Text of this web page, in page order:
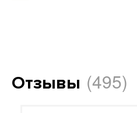
Отзывы (495)